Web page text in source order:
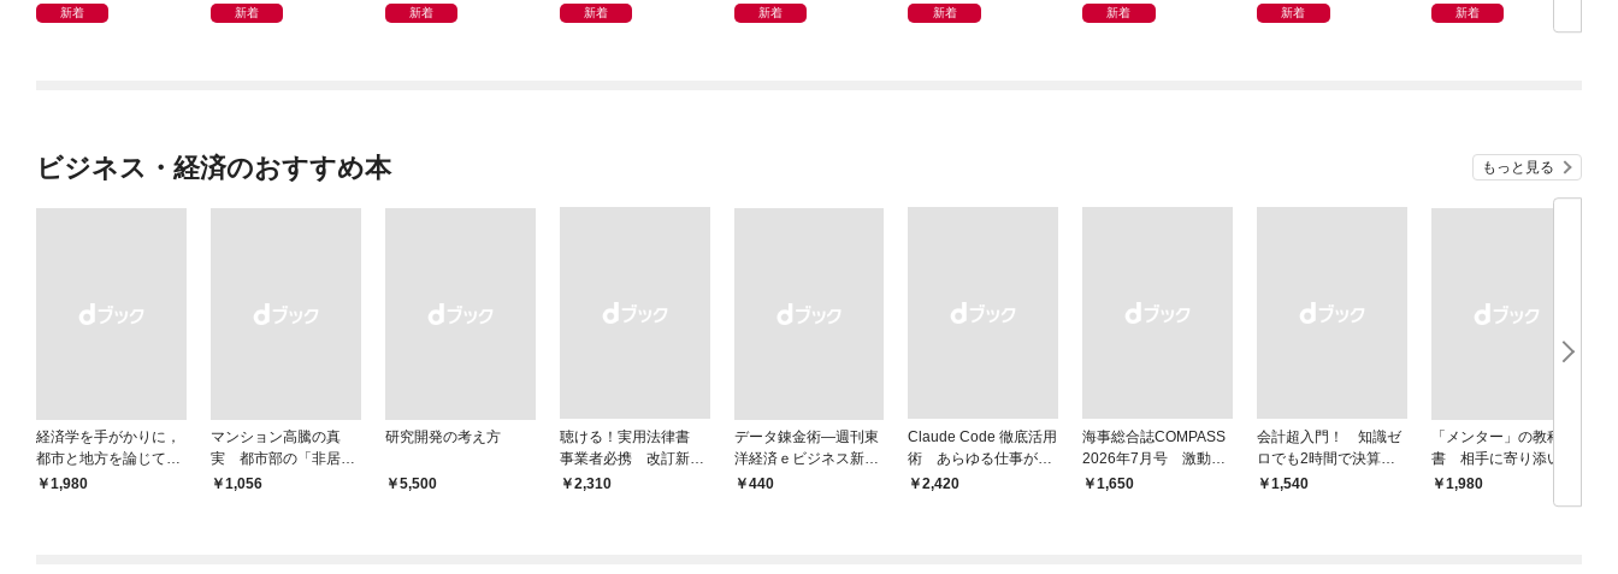
新着 新着 新着 新着 新着 新着 新着 新着 新着
ビジネス・経済のおすすめ本 もっと見る
経済学を手がかりに，
都市と地方を論じてみ
よう
￥1,980
マンション高騰の真
実 都市部の「非居住
化」が街を壊す
￥1,056
研究開発の考え方
￥5,500
聴ける！実用法律書
事業者必携 改訂新
版 中小企業のための
￥2,310
データ錬金術―週刊東
洋経済ｅビジネス新書
Ｎo.493
￥440
Claude Code 徹底活用
術 あらゆる仕事が爆
速化する
￥2,420
海事総合誌COMPASS
2026年7月号 激動の
時代の海運経営 主要
￥1,650
会計超入門！ 知識ゼ
ロでも2時間で決算書
が読めるようになる！
￥1,540
「メンター」の教科
書 相手に寄り添いな
がら成長を後押しする
￥1,980